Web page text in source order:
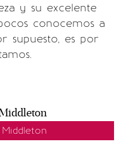
y su excelente
conocemos a
supuesto, es por